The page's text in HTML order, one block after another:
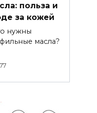
польза и
за кожей
нужны
масла?